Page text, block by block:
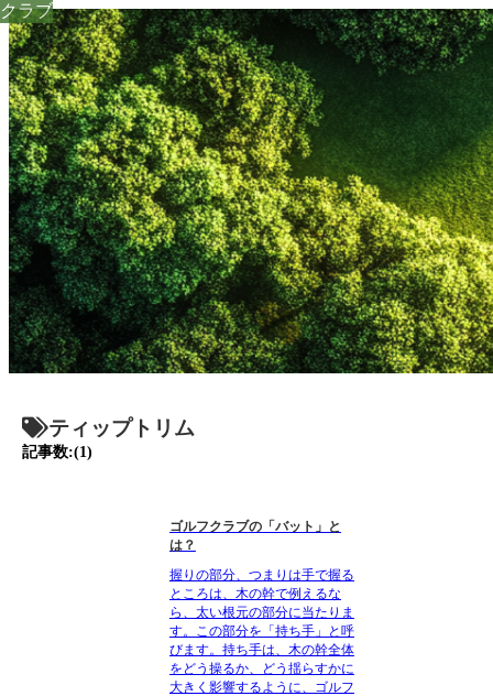
ティップトリム
記事数:(1)
クラブ
ゴルフクラブの「バット」と
は？
握りの部分、つまりは手で握る
ところは、木の幹で例えるな
ら、太い根元の部分に当たりま
す。この部分を「持ち手」と呼
びます。持ち手は、木の幹全体
をどう操るか、どう揺らすかに
大きく影響するように、ゴルフ